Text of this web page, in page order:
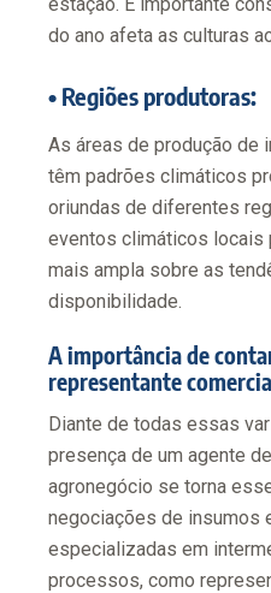
do ano afeta as culturas
• Regiões produtoras:
As áreas de produção de
têm padrões climáticos
oriundas de diferentes
eventos climáticos locais
mais ampla sobre as
disponibilidade.
A importância de
representante
Diante de todas essas
presença de um agente
agronegócio se torna
negociações de insumos
especializadas em
processos, como